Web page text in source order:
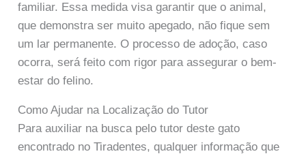
familiar. Essa medida visa garantir que o animal,
que demonstra ser muito apegado, não fique sem
um lar permanente. O processo de adoção, caso
ocorra, será feito com rigor para assegurar o bem-
estar do felino.
Como Ajudar na Localização do Tutor
Para auxiliar na busca pelo tutor deste gato
encontrado no Tiradentes, qualquer informação que